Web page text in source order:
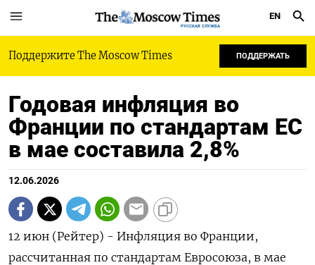
РУССКАЯ СЛУЖБА
EN
Поддержите The Moscow Times ПОДДЕРЖАТЬ
Годовая инфляция во
Франции по стандартам ЕС
в мае составила 2,8%
12.06.2026
12 июн (Рейтер) - Инфляция во ‌Франции,
рассчитанная ​по стандартам Евросоюза, ​в ​мае